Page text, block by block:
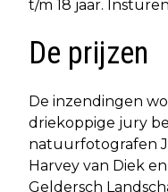
t/m 18 jaar.
De prijzen
De inzendingen
driekoppige jury
natuurfotografen
Harvey van Diek
Geldersch